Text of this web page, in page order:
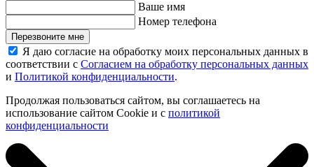
Ваше имя
Номер телефона
Перезвоните мне
Я даю согласие на обработку моих персональных данных в
соответствии с Согласием на обработку персональных данных
и Политикой конфиденциальности.
Продолжая пользоваться сайтом, вы соглашаетесь на
использование сайтом Cookie и с политикой
конфиденциальности